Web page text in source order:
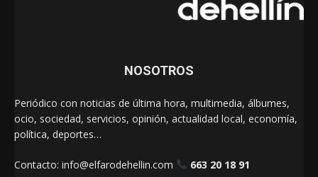
NOSOTROS
Periódico con noticias de última hora, multimedia, álbumes,
ocio, sociedad, servicios, opinión, actualidad local, economía,
política, deportes…
Contacto: info@elfarodehellin.com 663 20 18 91